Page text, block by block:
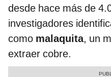
desde hace más de
investigadores
como malaquita, un
extraer cobre.